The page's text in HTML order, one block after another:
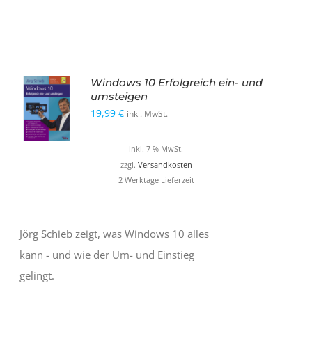
WARENKORB
Windows 10 Erfolgreich ein- und
umsteigen
19,99€ inkl. MwSt.
inkl. 7 % MwSt.
zzgl. Versandkosten
2 Werktage Lieferzeit
Jörg Schieb zeigt, was Windows 10 alles
kann - und wie der Um- und Einstieg
gelingt.